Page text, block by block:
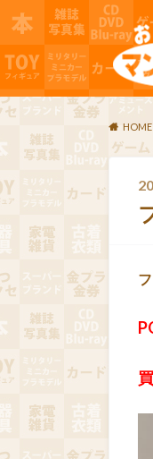
HOME